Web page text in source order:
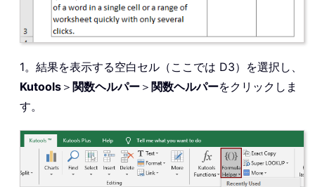
1。結果を表示する空白セル（ここでは D3）を選択し、
Kutools ＞ 関数ヘルパー ＞ 関数ヘルパーをクリックしま
す。